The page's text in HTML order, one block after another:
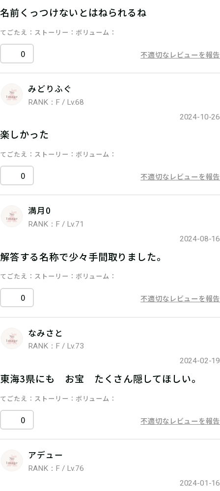
名前くっつけないとはねられるね
てごたえ ストーリー ボリューム
0 不適切なレビューを報告
みどりふぐ
RANK：F / Lv.68
2024-10-26
楽しかった
てごたえ ストーリー ボリューム
0 不適切なレビューを報告
満月0
RANK：F / Lv.71
2024-08-16
解答する名称で少々手間取りました。
てごたえ ストーリー ボリューム
0 不適切なレビューを報告
なみさと
RANK：F / Lv.73
2024-02-19
東海3県にも お宝 たくさん隠してほしい。
てごたえ ストーリー ボリューム
0 不適切なレビューを報告
アデュー
RANK：F / Lv.76
2024-01-16